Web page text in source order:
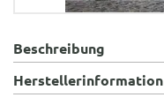
Beschreibung
Herstellerinformation